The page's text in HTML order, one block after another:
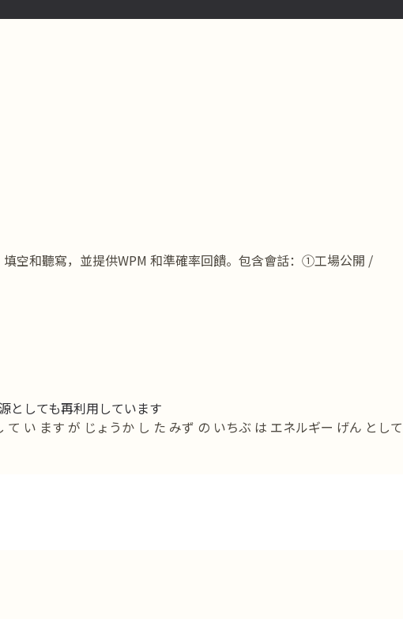
空和聽寫，並提供WPM 和準確率回饋。包含會話：①工場公開 /
としても再利用しています
い ます が じょうか し た みず の いちぶ は エネルギー げん として